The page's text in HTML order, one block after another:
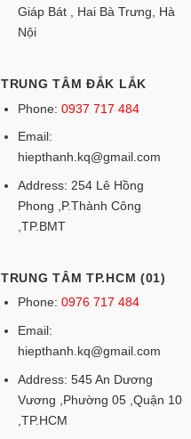
Giáp Bát , Hai Bà Trưng, Hà
Nội
TRUNG TÂM ĐẮK LẮK
Phone: 0937 717 484
Email:
hiepthanh.kq@gmail.com
Address: 254 Lê Hồng
Phong ,P.Thành Công
,TP.BMT
TRUNG TÂM TP.HCM (01)
Phone: 0976 717 484
Email:
hiepthanh.kq@gmail.com
Address: 545 An Dương
Vương ,Phường 05 ,Quận 10
,TP.HCM